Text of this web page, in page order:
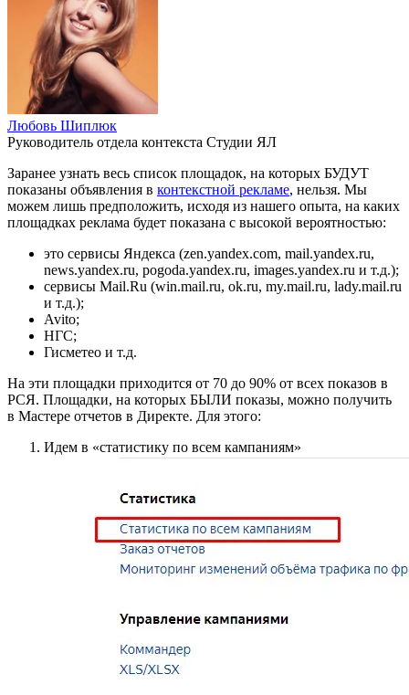
Любовь Шиплюк
Руководитель отдела контекста Студии ЯЛ
Заранее узнать весь список площадок, на которых БУДУТ
показаны объявления в контекстной рекламе, нельзя. Мы
можем лишь предположить, исходя из нашего опыта, на каких
площадках реклама будет показана с высокой вероятностью:
это сервисы Яндекса (zen.yandex.com, mail.yandex.ru,
news.yandex.ru, pogoda.yandex.ru, images.yandex.ru и т.д.);
сервисы Mail.Ru (win.mail.ru, ok.ru, my.mail.ru, lady.mail.ru
и т.д.);
Avito;
НГС;
Гисметео и т.д.
На эти площадки приходится от 70 до 90% от всех показов в
РСЯ. Площадки, на которых БЫЛИ показы, можно получить
в Мастере отчетов в Директе. Для этого:
Идем в «статистику по всем кампаниям»